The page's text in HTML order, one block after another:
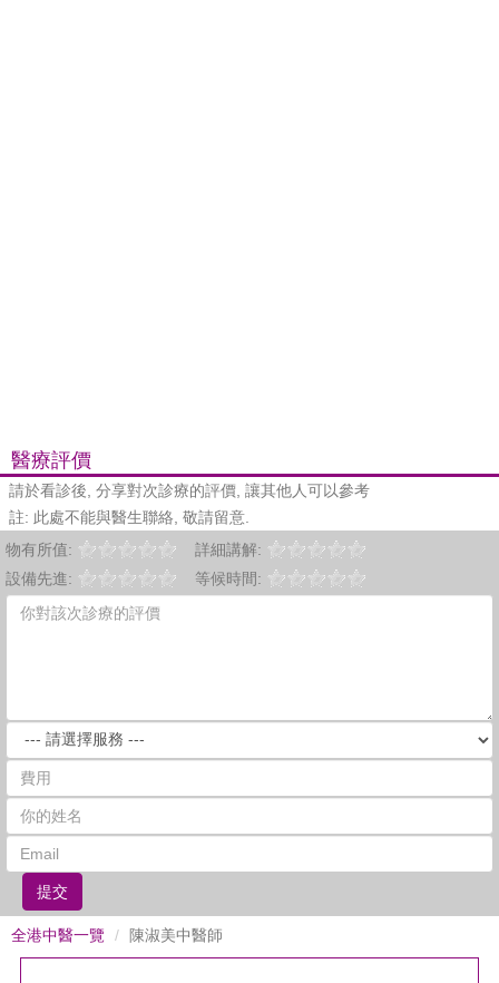
醫療評價
請於看診後, 分享對次診療的評價, 讓其他人可以參考
註: 此處不能與醫生聯絡, 敬請留意.
物有所值:
詳細講解:
設備先進:
等候時間:
提交
全港中醫一覽 陳淑美中醫師